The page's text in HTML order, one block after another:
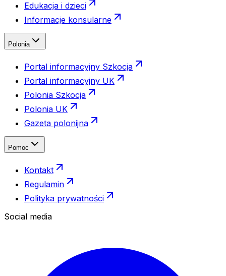
Edukacja i dzieci
Informacje konsularne
Polonia
Portal informacyjny Szkocja
Portal informacyjny UK
Polonia Szkocja
Polonia UK
Gazeta polonijna
Pomoc
Kontakt
Regulamin
Polityka prywatności
Social media